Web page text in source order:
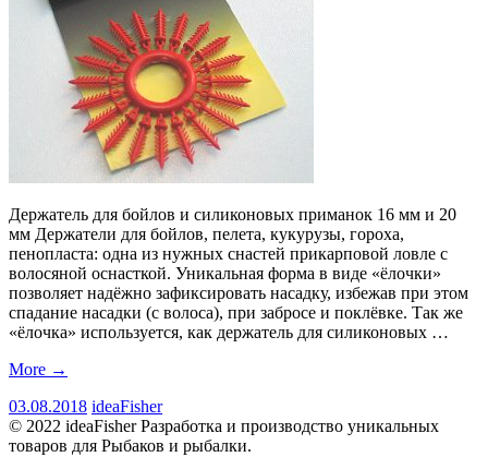
Держатель для бойлов и силиконовых приманок 16 мм и 20
мм Держатели для бойлов, пелета, кукурузы, гороха,
пенопласта: одна из нужных снастей прикарповой ловле с
волосяной оснасткой. Уникальная форма в виде «ёлочки»
позволяет надёжно зафиксировать насадку, избежав при этом
спадание насадки (с волоса), при забросе и поклёвке. Так же
«ёлочка» используется, как держатель для силиконовых …
More →
03.08.2018 ideaFisher
© 2022 ideaFisher Разработка и производство уникальных
товаров для Рыбаков и рыбалки.